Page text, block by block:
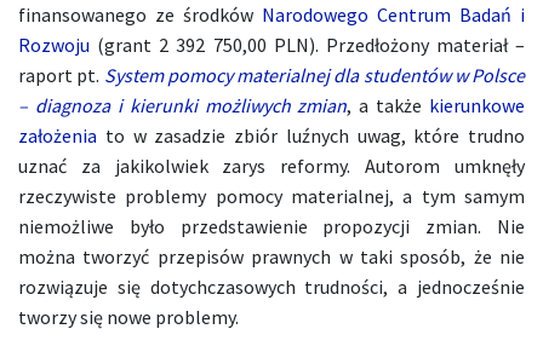
finansowanego ze środków Narodowego Centrum Badań i
Rozwoju (grant 2 392 750,00 PLN). Przedłożony materiał –
raport pt. System pomocy materialnej dla studentów w Polsce
– diagnoza i kierunki możliwych zmian, a także kierunkowe
założenia to w zasadzie zbiór luźnych uwag, które trudno
uznać za jakikolwiek zarys reformy. Autorom umknęły
rzeczywiste problemy pomocy materialnej, a tym samym
niemożliwe było przedstawienie propozycji zmian. Nie
można tworzyć przepisów prawnych w taki sposób, że nie
rozwiązuje się dotychczasowych trudności, a jednocześnie
tworzy się nowe problemy.